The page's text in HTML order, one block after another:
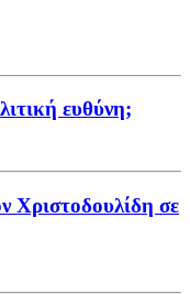
ευθύνη;
Χριστοδουλίδη σε